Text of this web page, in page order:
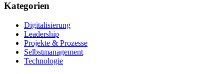
Kategorien
Digitalisierung
Leadership
Projekte & Prozesse
Selbstmanagement
Technologie